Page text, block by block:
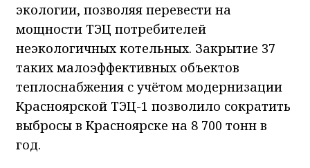
экологии, позволяя перевести на
мощности ТЭЦ потребителей
неэкологичных котельных. Закрытие 37
таких малоэффективных объектов
теплоснабжения с учётом модернизации
Красноярской ТЭЦ-1 позволило сократить
выбросы в Красноярске на 8 700 тонн в
год.